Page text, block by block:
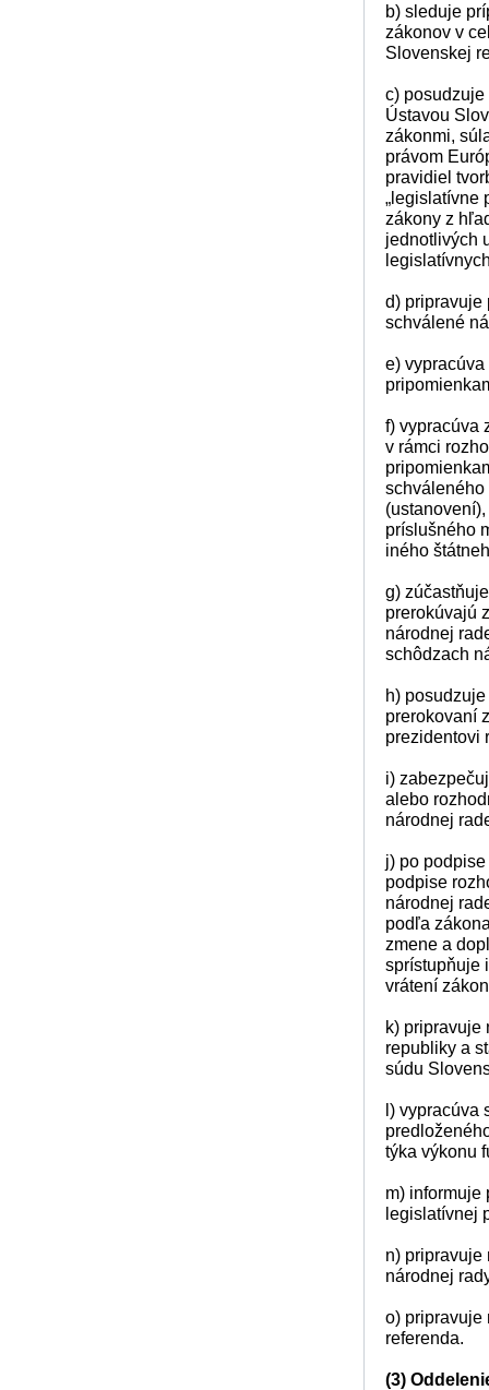
b) sleduje
zákonov v
Slovenskej
c)
Ústavou
zákonmi,
právom
pravidiel
„legislatívne
zákony z
jednotlivých
d) pripravuje
schválené
e)
f) vypracúva
v rámci
schváleného
príslušného
iného
g)
prerokúvajú
národnej
schôdzach
h)
prerokovaní
prezidentovi
i)
alebo
národnej
j) po
podpise
národnej
podľa
zmene a
sprístupňuje
vrátení
k) pripravuje
republiky a
súdu
l) vypracúva
týka výkonu
m) informuje
legislatívnej
n) pripravuje
národnej
o) pripravuje
referenda.
(3)